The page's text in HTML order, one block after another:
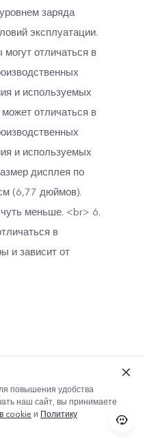
заряда
эксплуатации.
отличаться в
и используемых
отличаться в
и используемых
дисплея по
(6,77 дюймов).
меньше. <br> 6.
в
и зависит от
повышения удобства
наш сайт, вы принимаете
cookie и Политику